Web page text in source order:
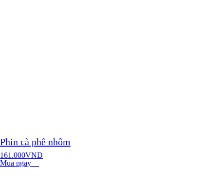
Phin cà phê nhôm
161.000VND
Mua ngay